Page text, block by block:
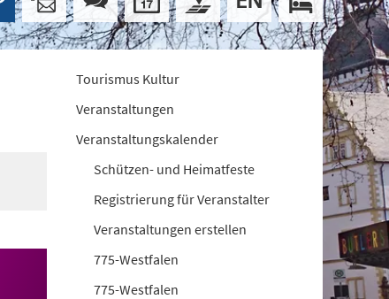
Tourismus Kultur
Veranstaltungen
Veranstaltungskalender
Schützen- und Heimatfeste
Registrierung für Veranstalter
Veranstaltungen erstellen
775-Westfalen
775-Westfalen